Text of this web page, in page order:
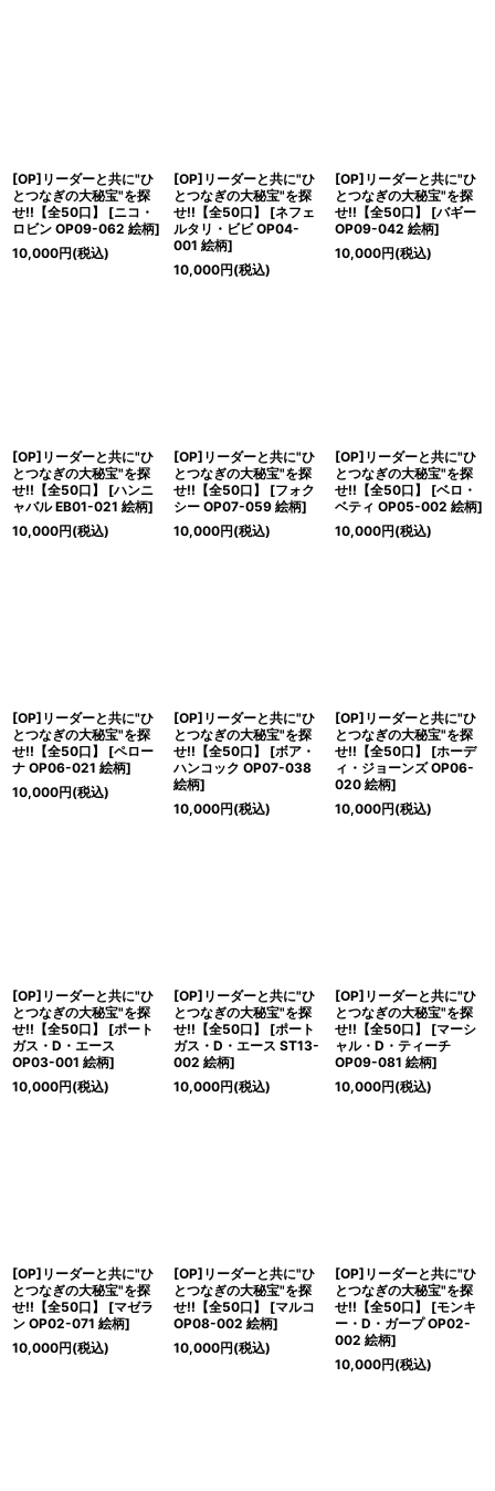
[OP]リーダーと共に"ひ
とつなぎの大秘宝"を探
せ!!【全50口】
[ニコ・
ロビン OP09-062 絵柄]
10,000円(税込)
[OP]リーダーと共に"ひ
とつなぎの大秘宝"を探
せ!!【全50口】
[ネフェ
ルタリ・ビビ OP04-
001 絵柄]
10,000円(税込)
[OP]リーダーと共に"ひ
とつなぎの大秘宝"を探
せ!!【全50口】
[バギー
OP09-042 絵柄]
10,000円(税込)
[OP]リーダーと共に"ひ
とつなぎの大秘宝"を探
せ!!【全50口】
[ハンニ
ャバル EB01-021 絵柄]
10,000円(税込)
[OP]リーダーと共に"ひ
とつなぎの大秘宝"を探
せ!!【全50口】
[フォク
シー OP07-059 絵柄]
10,000円(税込)
[OP]リーダーと共に"ひ
とつなぎの大秘宝"を探
せ!!【全50口】
[ベロ・
ベティ OP05-002 絵柄]
10,000円(税込)
[OP]リーダーと共に"ひ
とつなぎの大秘宝"を探
せ!!【全50口】
[ペロー
ナ OP06-021 絵柄]
10,000円(税込)
[OP]リーダーと共に"ひ
とつなぎの大秘宝"を探
せ!!【全50口】
[ボア・
ハンコック OP07-038
絵柄]
10,000円(税込)
[OP]リーダーと共に"ひ
とつなぎの大秘宝"を探
せ!!【全50口】
[ホーデ
ィ・ジョーンズ OP06-
020 絵柄]
10,000円(税込)
[OP]リーダーと共に"ひ
とつなぎの大秘宝"を探
せ!!【全50口】
[ポート
ガス・D・エース
OP03-001 絵柄]
10,000円(税込)
[OP]リーダーと共に"ひ
とつなぎの大秘宝"を探
せ!!【全50口】
[ポート
ガス・D・エース ST13-
002 絵柄]
10,000円(税込)
[OP]リーダーと共に"ひ
とつなぎの大秘宝"を探
せ!!【全50口】
[マーシ
ャル・D・ティーチ
OP09-081 絵柄]
10,000円(税込)
[OP]リーダーと共に"ひ
とつなぎの大秘宝"を探
せ!!【全50口】
[マゼラ
ン OP02-071 絵柄]
10,000円(税込)
[OP]リーダーと共に"ひ
とつなぎの大秘宝"を探
せ!!【全50口】
[マルコ
OP08-002 絵柄]
10,000円(税込)
[OP]リーダーと共に"ひ
とつなぎの大秘宝"を探
せ!!【全50口】
[モンキ
ー・D・ガープ OP02-
002 絵柄]
10,000円(税込)